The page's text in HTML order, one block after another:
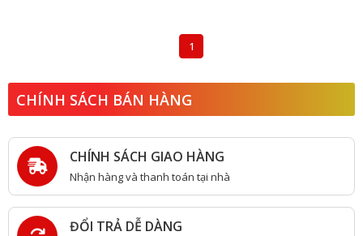
1
CHÍNH SÁCH BÁN HÀNG
CHÍNH SÁCH GIAO HÀNG
Nhận hàng và thanh toán tại nhà
ĐỔI TRẢ DỄ DÀNG